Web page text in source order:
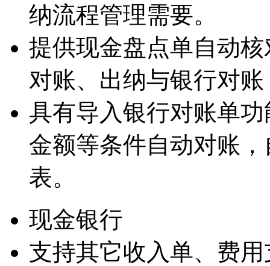
纳流程管理需要。
提供现金盘点单自动
对账、出纳与银行对
具有导入银行对账单
金额等条件自动对账
表。
现金银行
支持其它收入单、费